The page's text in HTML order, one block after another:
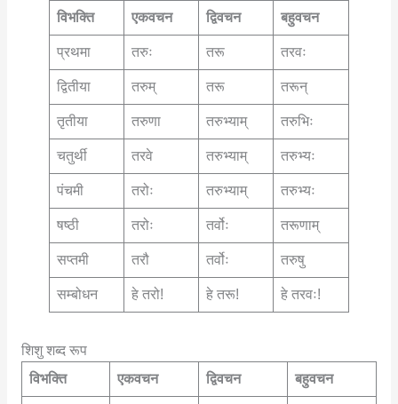
विभक्ति एकवचन द्विवचन बहुवचन
प्रथमा तरुः तरू तरवः
द्वितीया तरुम् तरू तरून्
तृतीया तरुणा तरुभ्याम् तरुभिः
चतुर्थी तरवे तरुभ्याम् तरुभ्यः
पंचमी तरोः तरुभ्याम् तरुभ्यः
षष्ठी तरोः तर्वोः तरूणाम्
सप्तमी तरौ तर्वोः तरुषु
सम्बोधन हे तरो! हे तरू! हे तरवः!
शिशु शब्द रूप
विभक्ति
एकवचन द्विवचन बहुवचन